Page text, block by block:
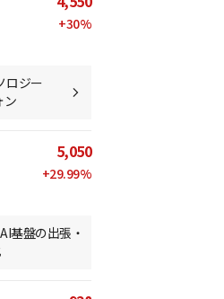
+30%
ロジー
ン
5,050
+29.99%
基盤の出張・